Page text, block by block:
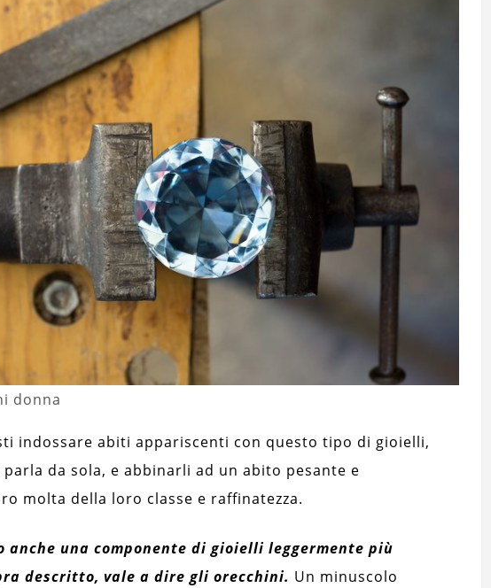
donna
indossare abiti appariscenti con questo tipo di gioielli,
da sola, e abbinarli ad un abito pesante e
molta della loro classe e raffinatezza.
anche una componente di gioielli leggermente più
descritto, vale a dire gli orecchini. Un minuscolo